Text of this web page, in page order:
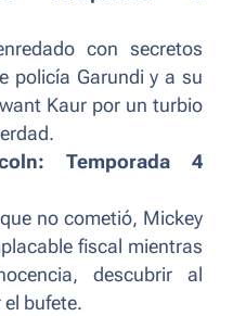
con secretos
policía Garundi y a su
Kaur por un turbio
Temporada 4
no cometió, Mickey
fiscal mientras
descubrir al
bufete.